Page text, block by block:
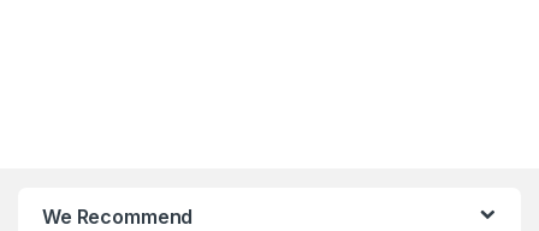
We Recommend